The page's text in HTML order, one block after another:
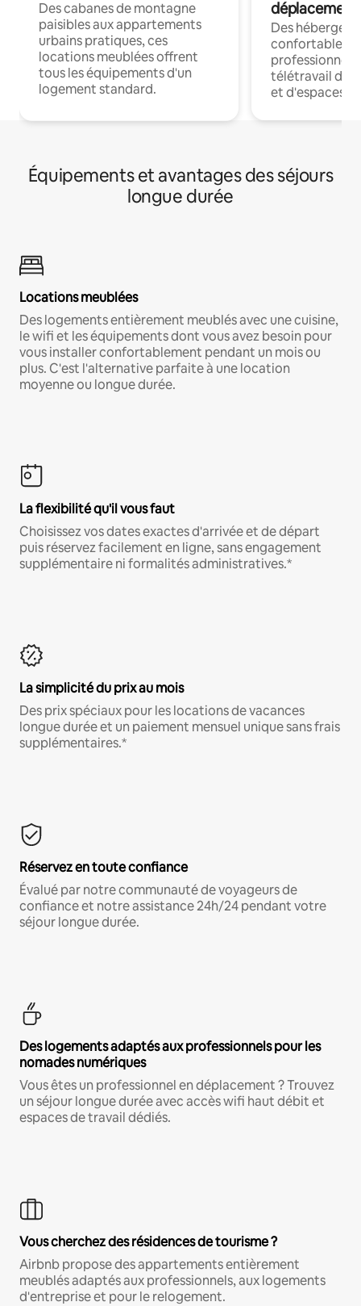
Des cabanes de montagne
paisibles aux appartements
urbains pratiques, ces
locations meublées offrent
tous les équipements d'un
logement standard.
déplacement
Des
confortables
professionnels
télétravail
et d'espaces
Équipements et avantages des séjours
longue durée
Locations meublées
Des logements entièrement meublés avec une cuisine,
le wifi et les équipements dont vous avez besoin pour
vous installer confortablement pendant un mois ou
plus. C'est l'alternative parfaite à une location
moyenne ou longue durée.
La flexibilité qu'il vous faut
Choisissez vos dates exactes d'arrivée et de départ
puis réservez facilement en ligne, sans engagement
supplémentaire ni formalités administratives.*
La simplicité du prix au mois
Des prix spéciaux pour les locations de vacances
longue durée et un paiement mensuel unique sans frais
supplémentaires.*
Réservez en toute confiance
Évalué par notre communauté de voyageurs de
confiance et notre assistance 24h/24 pendant votre
séjour longue durée.
Des logements adaptés aux professionnels pour les
nomades numériques
Vous êtes un professionnel en déplacement ? Trouvez
un séjour longue durée avec accès wifi haut débit et
espaces de travail dédiés.
Vous cherchez des résidences de tourisme ?
Airbnb propose des appartements entièrement
meublés adaptés aux professionnels, aux logements
d'entreprise et pour le relogement.